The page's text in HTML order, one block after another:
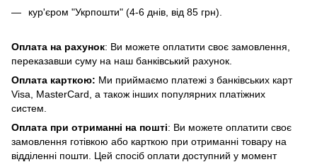
кур'єром "Укрпошти" (4-6 днів, від 85 грн).
Оплата на рахунок: Ви можете оплатити своє замовлення,
переказавши суму на наш банківський рахунок.
Оплата карткою: Ми приймаємо платежі з банківських карт
Visa, MasterCard, а також інших популярних платіжних
систем.
Оплата при отриманні на пошті: Ви можете оплатити своє
замовлення готівкою або карткою при отриманні товару на
відділенні пошти. Цей спосіб оплати доступний у момент